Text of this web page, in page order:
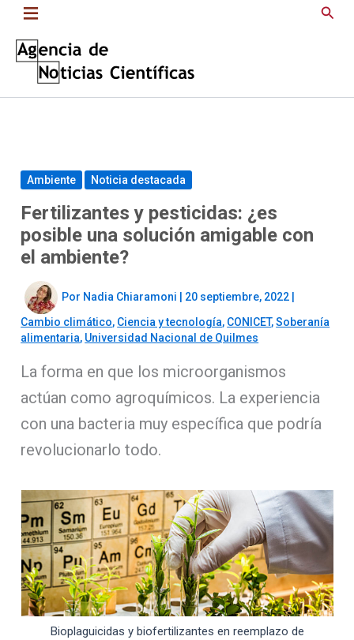
Saltar
contenido
Ambiente Noticia destacada
Fertilizantes y pesticidas: ¿es
posible una solución amigable con
el ambiente?
Por Nadia Chiaramoni 20 septiembre, 2022
Cambio climático, Ciencia y tecnología, CONICET,Soberanía
alimentaria, Universidad Nacional de Quilmes
La forma en que los microorganismos
actúan como agroquímicos. La experiencia
con una bacteria muy específica que podría
revolucionarlo todo.
Bioplaguicidas y biofertilizantes en reemplazo de